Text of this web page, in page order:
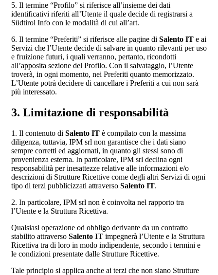
5. Il termine “Profilo” si riferisce all’insieme dei dati
identificativi riferiti all’Utente il quale decide di registrarsi a
Südtirol Info con le modalità di cui all’art.
6. Il termine “Preferiti” si riferisce alle pagine di Salento IT e ai
Servizi che l’Utente decide di salvare in quanto rilevanti per uso
e fruizione futuri, i quali verranno, pertanto, ricondotti
all’apposita sezione del Profilo. Con il salvataggio, l’Utente
troverà, in ogni momento, nei Preferiti quanto memorizzato.
L’Utente potrà decidere di cancellare i Preferiti a cui non sarà
più interessato.
3. Limitazione di responsabilità
1. Il contenuto di Salento IT è compilato con la massima
diligenza, tuttavia, IPM srl non garantisce che i dati siano
sempre corretti ed aggiornati, in quanto gli stessi sono di
provenienza esterna. In particolare, IPM srl declina ogni
responsabilità per inesattezze relative alle informazioni e/o
descrizioni di Strutture Ricettive come degli altri Servizi di ogni
tipo di terzi pubblicizzati attraverso Salento IT.
2. In particolare, IPM srl non è coinvolta nel rapporto tra
l’Utente e la Struttura Ricettiva.
Qualsiasi operazione od obbligo derivante da un contratto
stabilito attraverso Salento IT impegnerà l’Utente e la Struttura
Ricettiva tra di loro in modo indipendente, secondo i termini e
le condizioni presentate dalle Strutture Ricettive.
Tale principio si applica anche ai terzi che non siano Strutture